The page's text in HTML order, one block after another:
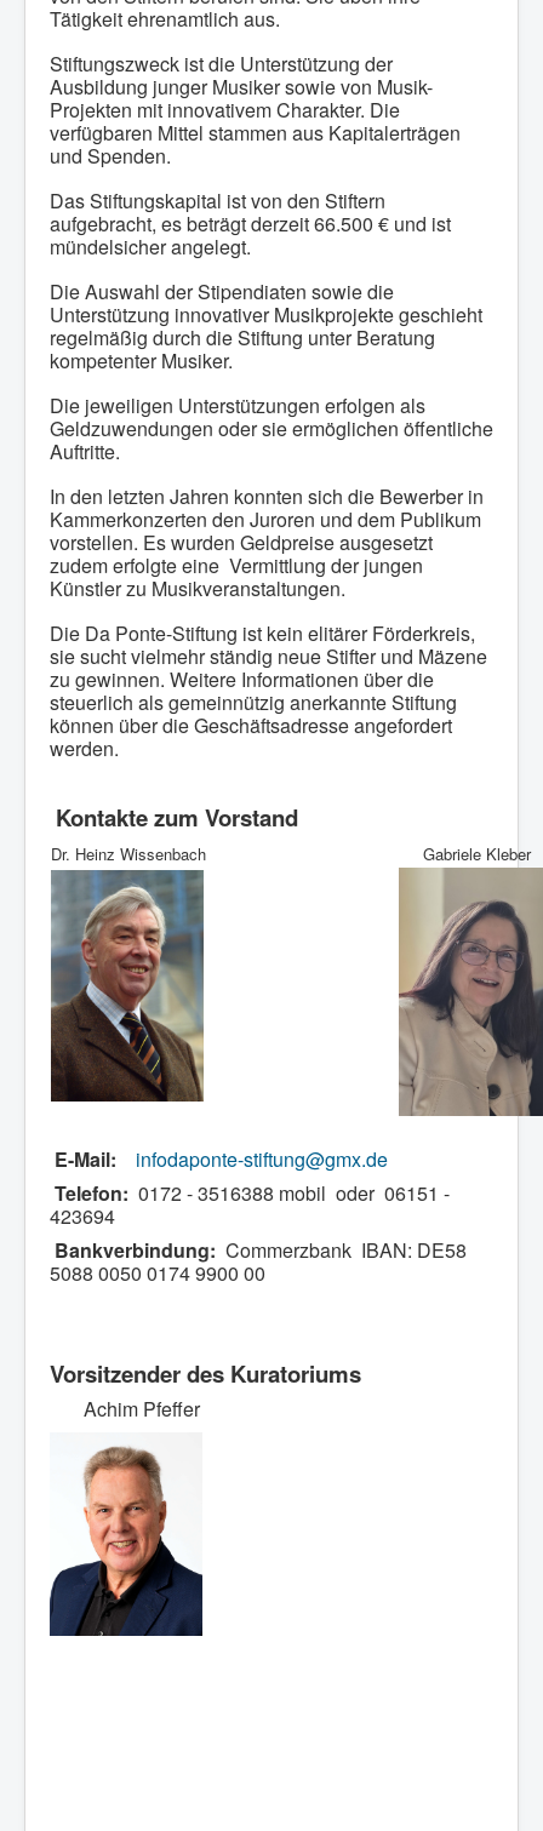
Tätigkeit ehrenamtlich aus.
Stiftungszweck ist die Unterstützung der
Ausbildung junger Musiker sowie von Musik-
Projekten mit innovativem Charakter. Die
verfügbaren Mittel stammen aus Kapitalerträgen
und Spenden.
Das Stiftungskapital ist von den Stiftern
aufgebracht, es beträgt derzeit 66.500 € und ist
mündelsicher angelegt.
Die Auswahl der Stipendiaten sowie die
Unterstützung innovativer Musikprojekte geschieht
regelmäßig durch die Stiftung unter Beratung
kompetenter Musiker.
Die jeweiligen Unterstützungen erfolgen als
Geldzuwendungen oder sie ermöglichen öffentliche
Auftritte.
In den letzten Jahren konnten sich die Bewerber in
Kammerkonzerten den Juroren und dem Publikum
vorstellen. Es wurden Geldpreise ausgesetzt
zudem erfolgte eine Vermittlung der jungen
Künstler zu Musikveranstaltungen.
Die Da Ponte-Stiftung ist kein elitärer Förderkreis,
sie sucht vielmehr ständig neue Stifter und Mäzene
zu gewinnen. Weitere Informationen über die
steuerlich als gemeinnützig anerkannte Stiftung
können über die Geschäftsadresse angefordert
werden.
Kontakte zum Vorstand
Dr. Heinz Wissenbach Gabriele Kleber
E-Mail:
infodaponte-stiftung@gmx.de
Telefon: 0172 - 3516388 mobil oder 06151 -
423694
Bankverbindung: Commerzbank IBAN: DE58
5088 0050 0174 9900 00
Vorsitzender des Kuratoriums
Achim Pfeffer